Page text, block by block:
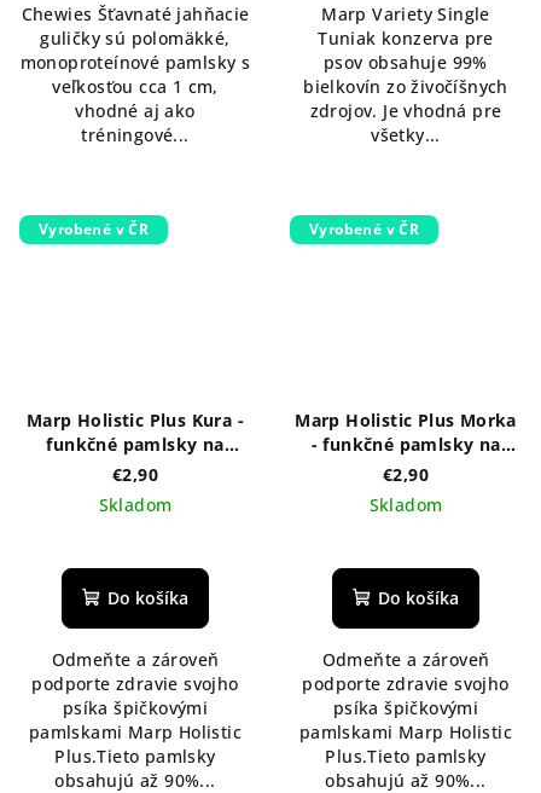
Chewies Šťavnaté jahňacie
guličky sú polomäkké,
monoproteínové pamlsky s
veľkosťou cca 1 cm,
vhodné aj ako
tréningové...
Marp Variety Single
Tuniak konzerva pre
psov obsahuje 99%
bielkovín zo živočíšnych
zdrojov. Je vhodná pre
všetky...
Vyrobené v ČR
Marp Holistic Plus Kura -
funkčné pamlsky na
podporu detoxu
organizmu pre psov 80g
€2,90
Skladom
Do košíka
Odmeňte a zároveň
podporte zdravie svojho
psíka špičkovými
pamlskami Marp Holistic
Plus.Tieto pamlsky
obsahujú až 90%...
Vyrobené v ČR
Marp Holistic Plus Morka
- funkčné pamlsky na
podporu imunity pre psov
80g
€2,90
Skladom
Do košíka
Odmeňte a zároveň
podporte zdravie svojho
psíka špičkovými
pamlskami Marp Holistic
Plus.Tieto pamlsky
obsahujú až 90%...